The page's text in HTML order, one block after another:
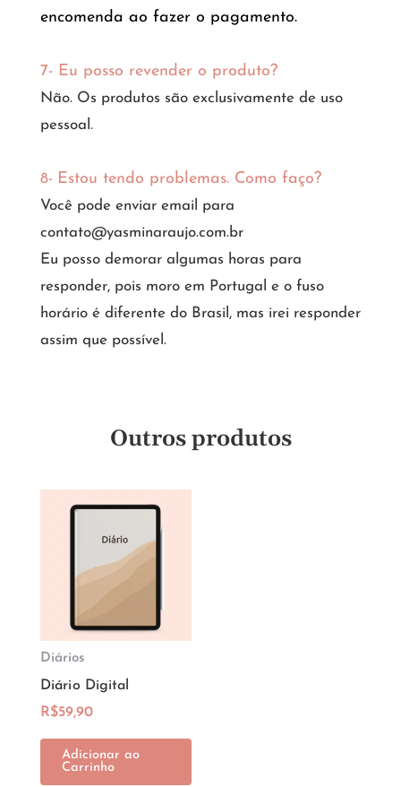
encomenda ao fazer o pagamento.
7- Eu posso revender o produto?
Não. Os produtos são exclusivamente de uso
pessoal.
8- Estou tendo problemas. Como faço?
Você pode enviar email para
contato@yasminaraujo.com.br
Eu posso demorar algumas horas para
responder, pois moro em Portugal e o fuso
horário é diferente do Brasil, mas irei responder
assim que possível.
Outros produtos
Diários
Diário Digital
R$59,90
Adicionar ao
Carrinho